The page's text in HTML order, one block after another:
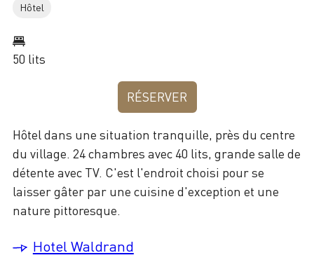
Hôtel
50 lits
RÉSERVER
Hôtel dans une situation tranquille, près du centre
du village. 24 chambres avec 40 lits, grande salle de
détente avec TV. C'est l'endroit choisi pour se
laisser gâter par une cuisine d'exception et une
nature pittoresque.
Hotel Waldrand